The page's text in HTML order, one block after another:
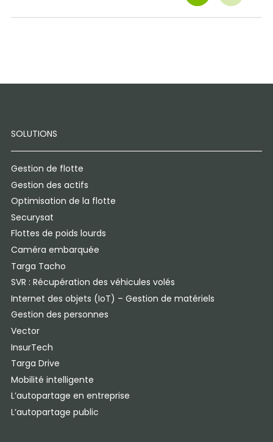
SOLUTIONS
Gestion de flotte
Gestion des actifs
Optimisation de la flotte
Securysat
Flottes de poids lourds
Caméra embarquée
Targa Tacho
SVR : Récupération des véhicules volés
Internet des objets (IoT) – Gestion de matériels
Gestion des personnes
Vector
InsurTech
Targa Drive
Mobilité intelligente
L’autopartage en entreprise
L’autopartage public